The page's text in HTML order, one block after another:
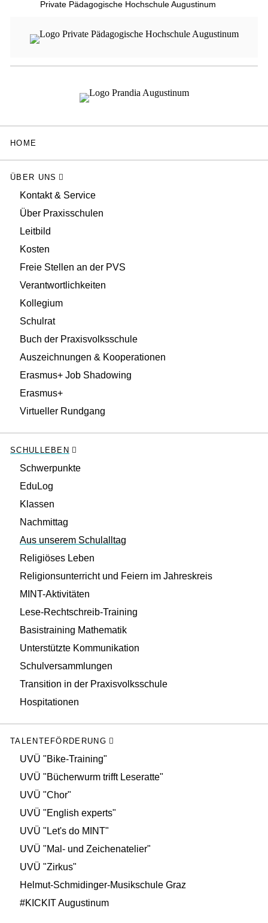
Private Pädagogische Hochschule Augustinum
HOME
ÜBER UNS
Kontakt & Service
Über Praxisschulen
Leitbild
Kosten
Freie Stellen an der PVS
Verantwortlichkeiten
Kollegium
Schulrat
Buch der Praxisvolksschule
Auszeichnungen & Kooperationen
Erasmus+ Job Shadowing
Erasmus+
Virtueller Rundgang
SCHULLEBEN
Schwerpunkte
EduLog
Klassen
Nachmittag
Aus unserem Schulalltag
Religiöses Leben
Religionsunterricht und Feiern im Jahreskreis
MINT-Aktivitäten
Lese-Rechtschreib-Training
Basistraining Mathematik
Unterstützte Kommunikation
Schulversammlungen
Transition in der Praxisvolksschule
Hospitationen
TALENTEFÖRDERUNG
UVÜ "Bike-Training"
UVÜ "Bücherwurm trifft Leseratte"
UVÜ "Chor"
UVÜ "English experts"
UVÜ "Let's do MINT"
UVÜ "Mal- und Zeichenatelier"
UVÜ "Zirkus"
Helmut-Schmidinger-Musikschule Graz
#KICKIT Augustinum